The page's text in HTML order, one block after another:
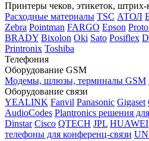
Принтеры чеков, этикеток, штрих-
Расходные материалы TSC АТОЛ
Zebra Pointman FARGO Epson
BRADY Bixolon Oki Sato Posiflex
Printronix Toshiba
Телефония
Оборудование GSM
Модемы, шлюзы, терминалы GSM
Оборудование связи
YEALINK Fanvil Panasonic Gigaset
AudioCodes Plantronics решения
Dinstar Cisco QTECH JPL HUAWEI
телефоны для конференц-связи